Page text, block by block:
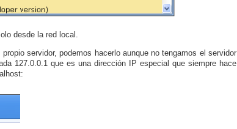
desde la red local.
servidor, podemos hacerlo aunque no tengamos el servidor
127.0.0.1 que es una dirección IP especial que siempre hace